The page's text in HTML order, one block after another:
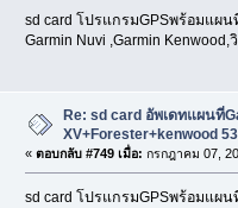
sd card โปรแกรมGPSพร้อมแผน
Garmin Nuvi ,Garmin
Re: sd card อัพเดทแผนที่
XV+Forester+kenwood
« ตอบกลับ #749 เมื่อ: กรกฎาคม 07,
sd card โปรแกรมGPSพร้อมแผน